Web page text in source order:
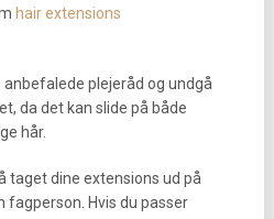
hair extensions
plejeråd og undgå
da det kan slide på både
hår.
taget dine extensions ud på
fagperson. Hvis du passer